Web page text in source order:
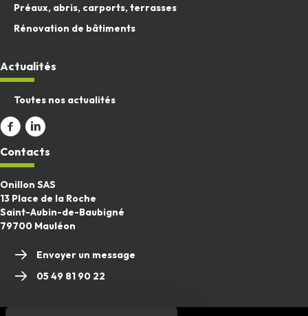
Préaux, abris, carports, terrasses
Rénovation de bâtiments
Actualités
Toutes nos actualités
Aller sur la page Facebook
ALler sur le compte Linkedin
Contacts
Onillon SAS
13 Place de la Roche
Saint-Aubin-de-Baubigné
79700 Mauléon
Envoyer un message
05 49 81 90 22